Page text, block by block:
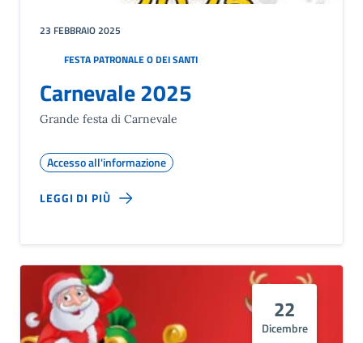
23 FEBBRAIO 2025
FESTA PATRONALE O DEI SANTI
Carnevale 2025
Grande festa di Carnevale
Accesso all'informazione
LEGGI DI PIÙ
22
Dicembre